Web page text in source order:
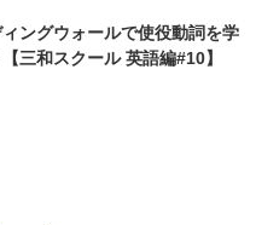
ングウォールで使役動詞を学
三和スクール 英語編#10】